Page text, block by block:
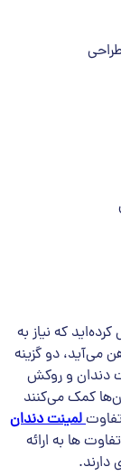
که نیاز به
می‌آید، دو گزینه
دندان و روکش
کمک می‌کنند
لمینتدندان
ها به ارائه
دارند.